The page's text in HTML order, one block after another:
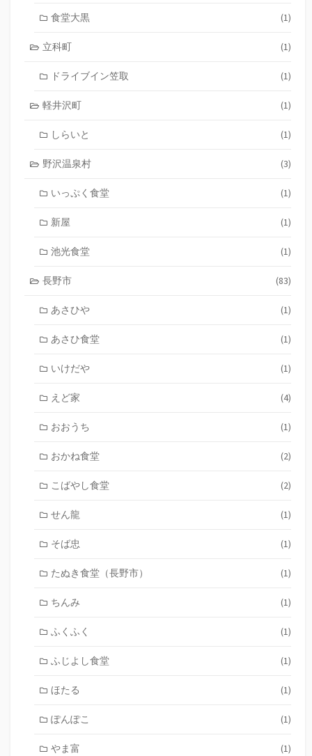
食堂大黒 (1)
立科町 (1)
ドライブイン笠取 (1)
軽井沢町 (1)
しらいと (1)
野沢温泉村 (3)
いっぷく食堂 (1)
新屋 (1)
池光食堂 (1)
長野市 (83)
あさひや (1)
あさひ食堂 (1)
いけだや (1)
えど家 (4)
おおうち (1)
おかね食堂 (2)
こばやし食堂 (2)
せん龍 (1)
そば忠 (1)
たぬき食堂（長野市） (1)
ちんみ (1)
ふくふく (1)
ふじよし食堂 (1)
ほたる (1)
ぽんぽこ (1)
やま富 (1)